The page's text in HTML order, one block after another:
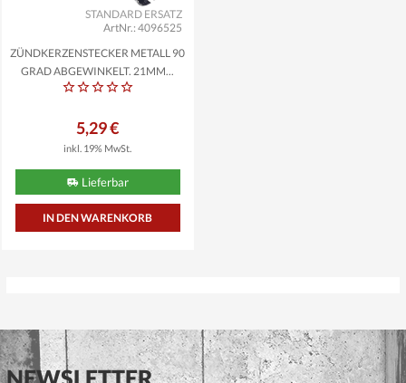
ArtNr.: 4096525
STANDARD ERSATZ
ZÜNDKERZENSTECKER METALL 90
GRAD ABGEWINKELT, 21MM...
5,29 €
inkl. 19% MwSt.
Lieferbar